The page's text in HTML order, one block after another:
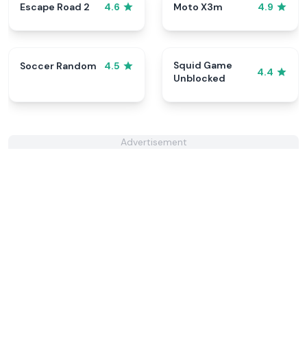
Escape Road 2 4.6 Moto X3m 4.9
Soccer Random 4.5
Squid Game
Unblocked
4.4
Advertisement